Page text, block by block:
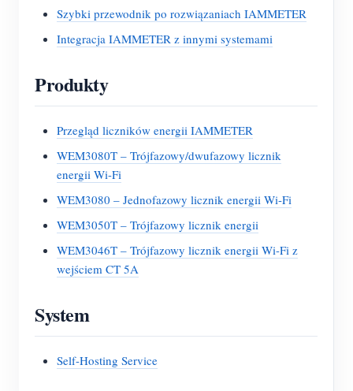
Szybki przewodnik po rozwiązaniach IAMMETER
Integracja IAMMETER z innymi systemami
Produkty
Przegląd liczników energii IAMMETER
WEM3080T – Trójfazowy/dwufazowy licznik
energii Wi-Fi
WEM3080 – Jednofazowy licznik energii Wi-Fi
WEM3050T – Trójfazowy licznik energii
WEM3046T – Trójfazowy licznik energii Wi-Fi z
wejściem CT 5A
System
Self-Hosting Service